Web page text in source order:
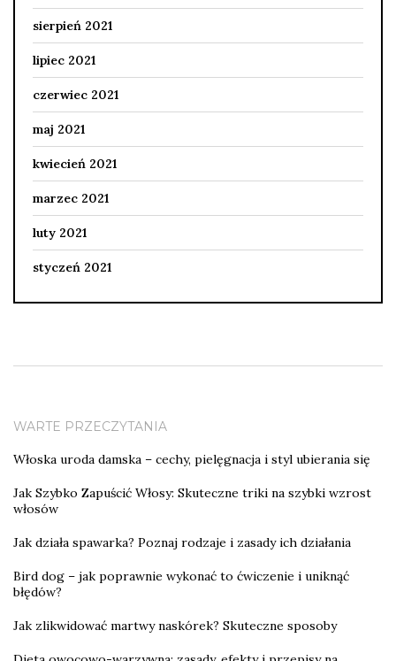
sierpień 2021
lipiec 2021
czerwiec 2021
maj 2021
kwiecień 2021
marzec 2021
luty 2021
styczeń 2021
WARTE PRZECZYTANIA
Włoska uroda damska – cechy, pielęgnacja i styl ubierania się
Jak Szybko Zapuścić Włosy: Skuteczne triki na szybki wzrost
włosów
Jak działa spawarka? Poznaj rodzaje i zasady ich działania
Bird dog – jak poprawnie wykonać to ćwiczenie i uniknąć
błędów?
Jak zlikwidować martwy naskórek? Skuteczne sposoby